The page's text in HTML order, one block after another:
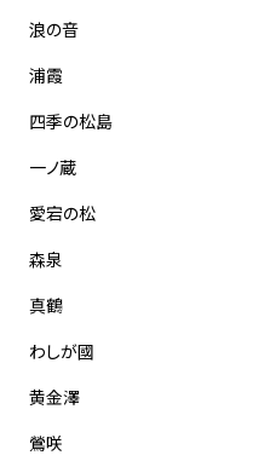
浪の音
浦霞
四季の松島
一ノ蔵
愛宕の松
森泉
真鶴
わしが國
黄金澤
鶯咲